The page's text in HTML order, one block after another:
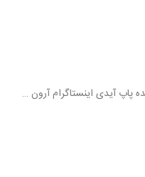
آدرس پیج اینستاگرام آرون افشار خواننده پاپ آیدی اینستاگرام آرون افشار پیج اینستا آرون افشار تعداد فالوورهای پیج اینستاگرام آرون افشار صفحه اینستاگرام آرون افشار